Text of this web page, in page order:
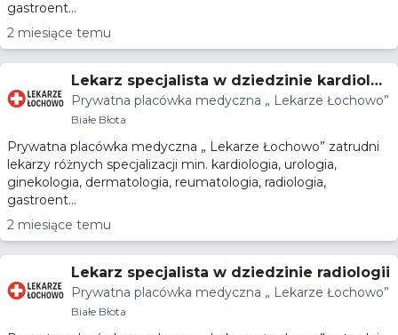
gastroent...
2 miesiące temu
Lekarz specjalista w dziedzinie kardiolog
ii
Prywatna placówka medyczna „ Lekarze Łochowo”
Białe Błota
Prywatna placówka medyczna „ Lekarze Łochowo” zatrudni
lekarzy różnych specjalizacji min. kardiologia, urologia,
ginekologia, dermatologia, reumatologia, radiologia,
gastroent...
2 miesiące temu
Lekarz specjalista w dziedzinie radiologii
Prywatna placówka medyczna „ Lekarze Łochowo”
Białe Błota